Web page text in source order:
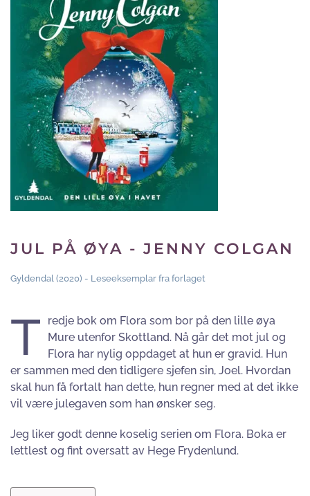
JUL PÅ ØYA - JENNY COLGAN
Gyldendal (2020) - Leseeksemplar fra forlaget
T
redje bok om Flora som bor på den lille øya
Mure utenfor Skottland. Nå går det mot jul og
Flora har nylig oppdaget at hun er gravid. Hun
er sammen med den tidligere sjefen sin, Joel. Hvordan
skal hun få fortalt han dette, hun regner med at det ikke
vil være julegaven som han ønsker seg.
Jeg liker godt denne koselig serien om Flora. Boka er
lettlest og fint oversatt av Hege Frydenlund.